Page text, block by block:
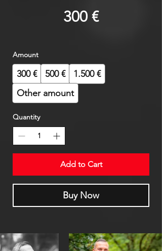
300 €
Amount
300 € 500 €
1.500 €
Other amount
Quantity
Add to Cart
Buy Now